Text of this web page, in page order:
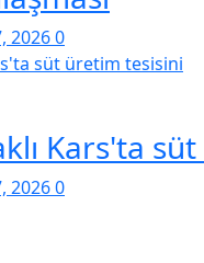
20260
Kars'ta
20260